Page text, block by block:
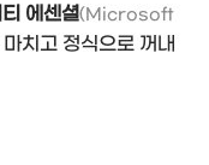
에센셜(Microsoft
치고 정식으로 꺼내